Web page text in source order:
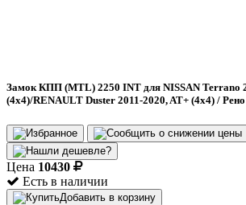
Замок КПП (MTL) 2250 INT для NISSAN Terrano
(4x4)/RENAULT Duster 2011-2020, AT+ (4x4) /
Цена 10430
Есть в наличии
Добавить в корзину